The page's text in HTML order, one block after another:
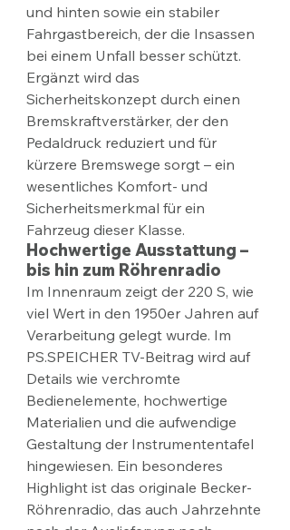
und hinten sowie ein stabiler
Fahrgastbereich, der die Insassen
bei einem Unfall besser schützt.
Ergänzt wird das
Sicherheitskonzept durch einen
Bremskraftverstärker, der den
Pedaldruck reduziert und für
kürzere Bremswege sorgt – ein
wesentliches Komfort- und
Sicherheitsmerkmal für ein
Fahrzeug dieser Klasse.​
Hochwertige Ausstattung –
bis hin zum Röhrenradio
Im Innenraum zeigt der 220 S, wie
viel Wert in den 1950er Jahren auf
Verarbeitung gelegt wurde. Im
PS.SPEICHER TV-Beitrag wird auf
Details wie verchromte
Bedienelemente, hochwertige
Materialien und die aufwendige
Gestaltung der Instrumententafel
hingewiesen. Ein besonderes
Highlight ist das originale Becker-
Röhrenradio, das auch Jahrzehnte